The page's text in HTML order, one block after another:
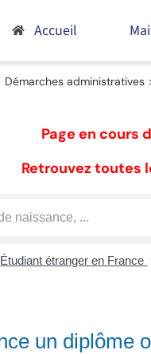
Accueil
Démarches administratives
Page en cours
Retrouvez toutes
Étudiant étranger en France
un diplôme